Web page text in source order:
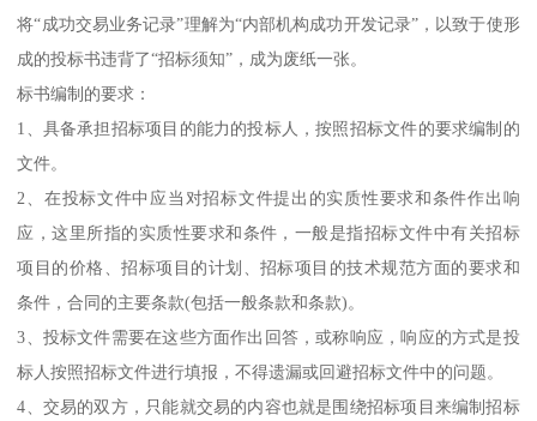
将“成功交易业务记录”理解为“内部机构成功开发记录”，以致于使形
成的投标书违背了“招标须知”，成为废纸一张。
标书编制的要求：
1、具备承担招标项目的能力的投标人，按照招标文件的要求编制的
文件。
2、在投标文件中应当对招标文件提出的实质性要求和条件作出响
应，这里所指的实质性要求和条件，一般是指招标文件中有关招标
项目的价格、招标项目的计划、招标项目的技术规范方面的要求和
条件，合同的主要条款(包括一般条款和条款)。
3、投标文件需要在这些方面作出回答，或称响应，响应的方式是投
标人按照招标文件进行填报，不得遗漏或回避招标文件中的问题。
4、交易的双方，只能就交易的内容也就是围绕招标项目来编制招标